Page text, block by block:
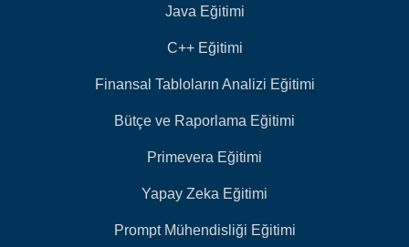
Java Eğitimi
C++ Eğitimi
Finansal Tabloların Analizi Eğitimi
Bütçe ve Raporlama Eğitimi
Primevera Eğitimi
Yapay Zeka Eğitimi
Prompt Mühendisliği Eğitimi